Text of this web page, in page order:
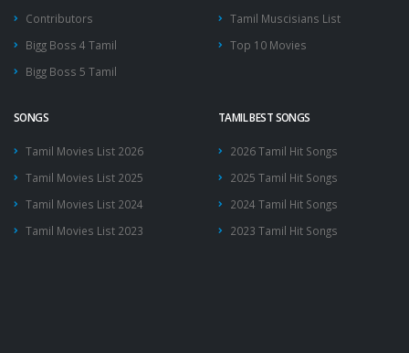
Contributors
Bigg Boss 4 Tamil
Bigg Boss 5 Tamil
Tamil Muscisians List
Top 10 Movies
SONGS
Tamil Movies List 2026
Tamil Movies List 2025
Tamil Movies List 2024
Tamil Movies List 2023
TAMIL BEST SONGS
2026 Tamil Hit Songs
2025 Tamil Hit Songs
2024 Tamil Hit Songs
2023 Tamil Hit Songs